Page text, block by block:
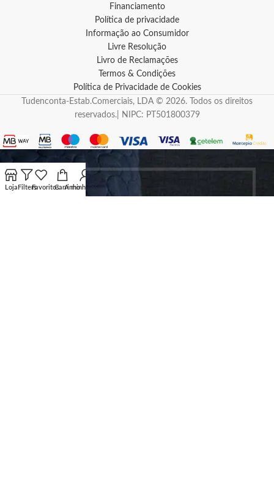
Financiamento
Política de privacidade
Informação ao Consumidor
Livre Resolução
Livro de Reclamações
Termos & Condições
Política de Privacidade de Cookies
Tudenconta-Estab.Comerciais, LDA © 2026. Todos os direitos
reservados.| NIPC: PT501800379
Loja FiltersFavoritosCarrinho
A minha conta